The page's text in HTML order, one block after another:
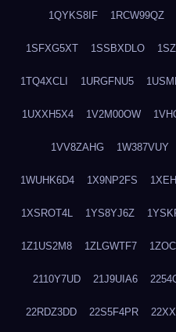
1QYKS8IF 1RCW99QZ
1SFXG5XT 1SSBXDLO
1TQ4XCLI 1URGFNU5
1UXXH5X4 1V2M00OW
1VV8ZAHG 1W387VUY
1WUHK6D4 1X9NP2FS
1XSROT4L 1YS8YJ6Z
1Z1US2M8 1ZLGWTF7
2110Y7UD 21J9UIA6
22RDZ3DD 22S5F4PR